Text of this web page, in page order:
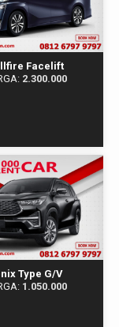
Facelift
2.300.000
Type G/V
1.050.000